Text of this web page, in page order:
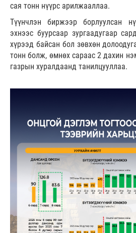
сая тонн нүүрс арилжааллаа.
Түүнчлэн биржээр борлуулсан
эхнээс буурсаар зургаадугаар
хүрээд байсан бол зөвхөн
тонн болж, өмнөх сараас 2 дахин
газрын хуралдаанд танилцууллаа.